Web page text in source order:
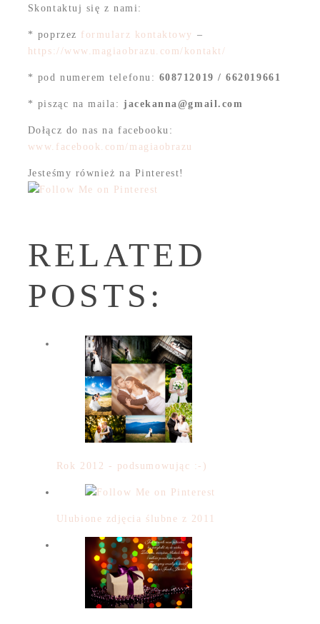
Skontaktuj się z nami:
* poprzez formularz kontaktowy –
https://www.magiaobrazu.com/kontakt/
* pod numerem telefonu: 608712019 / 662019661
* pisząc na maila:jacekanna@gmail.com
Dołącz do nas na facebooku:
www.facebook.com/magiaobrazu
Jesteśmy również na Pinterest!
RELATED
POSTS:
Rok 2012 - podsumowując :-)
Ulubione zdjęcia ślubne z 2011